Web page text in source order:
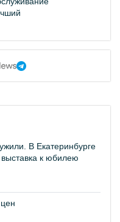
В Екатеринбурге
к юбилею